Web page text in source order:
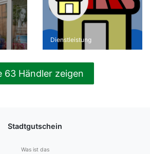
Dienstleistung
63 Händler zeigen
Stadtgutschein
Was ist das